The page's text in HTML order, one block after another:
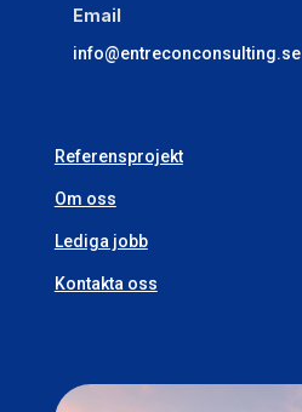
Email
​info@entreconconsulting.se
Referensprojekt
Om oss
Lediga jobb
Kontakta oss